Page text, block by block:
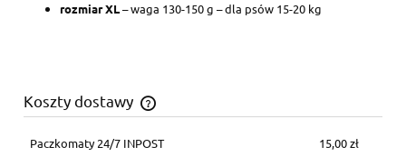
rozmiar XL– waga 130-150 g – dla psów 15-20 kg
Koszty dostawy
Cena nie zawiera ewentualnych kosztów płatności
Paczkomaty 24/7 INPOST 15,00 zł